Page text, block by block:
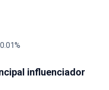
influenciador